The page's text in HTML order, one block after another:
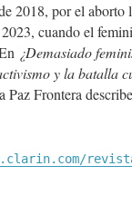
2018, por el aborto
cuando el
¿Demasiado
y la batalla
Frontera